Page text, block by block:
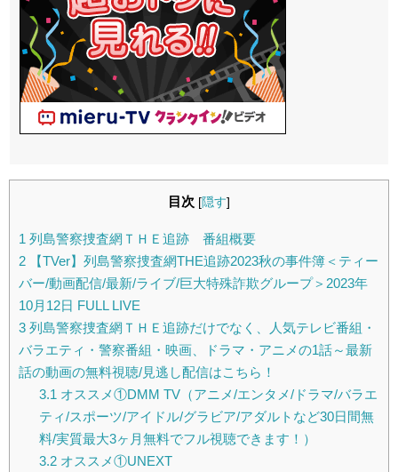
目次 [隠す]
1 列島警察捜査網ＴＨＥ追跡 番組概要
2 【TVer】列島警察捜査網THE追跡2023秋の事件簿＜ティー
バー/動画配信/最新/ライブ/巨大特殊詐欺グループ＞2023年
10月12日 FULL LIVE
3 列島警察捜査網ＴＨＥ追跡だけでなく、人気テレビ番組・
バラエティ・警察番組・映画、ドラマ・アニメの1話～最新
話の動画の無料視聴/見逃し配信はこちら！
3.1 オススメ①DMM TV（アニメ/エンタメ/ドラマ/バラエ
ティ/スポーツ/アイドル/グラビア/アダルトなど30日間無
料/実質最大3ヶ月無料でフル視聴できます！）
3.2オススメ①UNEXT